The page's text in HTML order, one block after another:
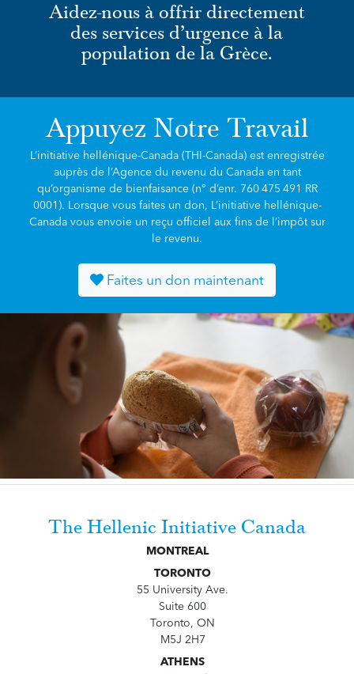
Aidez-nous à offrir directement
des services d’urgence à la
population de la Grèce.
Appuyez Notre Travail
L’initiative hellénique-Canada (THI-Canada) est enregistrée
auprès de l’Agence du revenu du Canada en tant
qu’organisme de bienfaisance (n° d’enr. 760 475 491 RR
0001). Lorsque vous faites un don, L’initiative hellénique-
Canada vous envoie un reçu officiel aux fins de l’impôt sur
le revenu.
Faites un don maintenant
The Hellenic Initiative Canada
MONTREAL
TORONTO
55 University Ave.
Suite 600
Toronto, ON
M5J 2H7
ATHENS